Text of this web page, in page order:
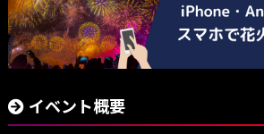
イベント概要